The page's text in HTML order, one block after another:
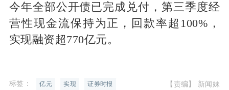
今年全部公开债已完成兑付，第三季度经
营性现金流保持为正，回款率超100%，
实现融资超770亿元。
标签： 亿元 实现 证券时报 【责编】 新闻妹